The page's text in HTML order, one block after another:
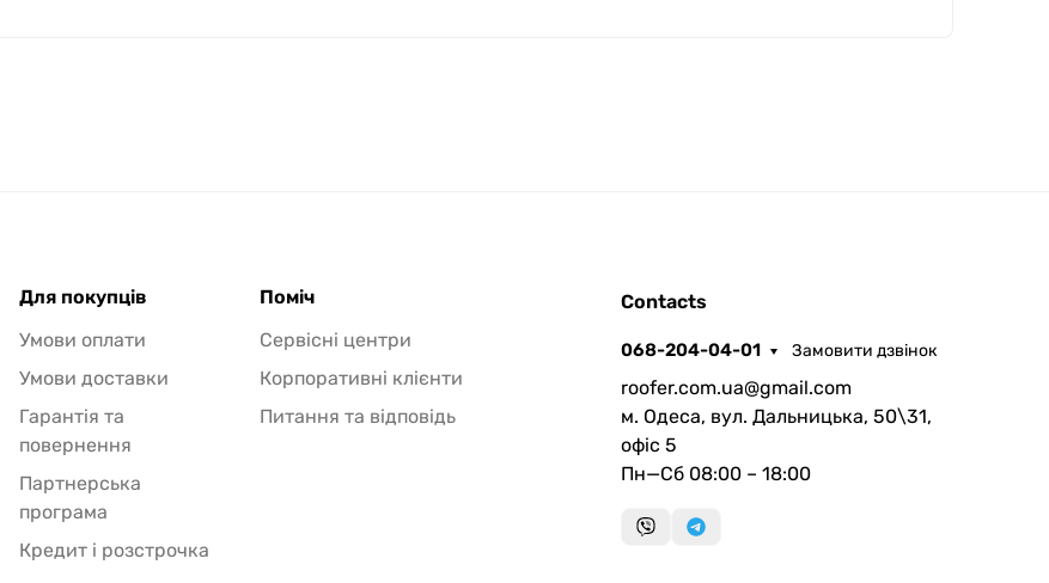
Для покупців
Умови оплати
Умови доставки
Гарантія та
повернення
Партнерська
програма
Кредит і розстрочка
Поміч
Сервісні центри
Корпоративні клієнти
Питання та відповідь
Contacts
068-204-04-01 Замовити дзвінок
roofer.com.ua@gmail.com
м. Одеса, вул. Дальницька, 50\31,
офіс 5
Пн—Сб 08:00 – 18:00
ROOFER
AI помічник